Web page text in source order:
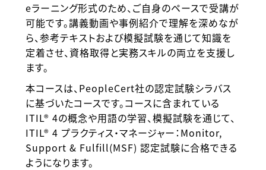
eラーニング形式のため、ご自身のペースで受講が
可能です。講義動画や事例紹介で理解を深めなが
ら、参考テキストおよび模擬試験を通じて知識を
定着させ、資格取得と実務スキルの両立を支援し
ます。
本コースは、PeopleCert社の認定試験シラバス
に基づいたコースです。コースに含まれている
ITIL® 4の概念や用語の学習、模擬試験を通じて、
ITIL® 4 プラクティス・マネージャー：Monitor,
Support & Fulfill(MSF) 認定試験に合格できる
ようになります。